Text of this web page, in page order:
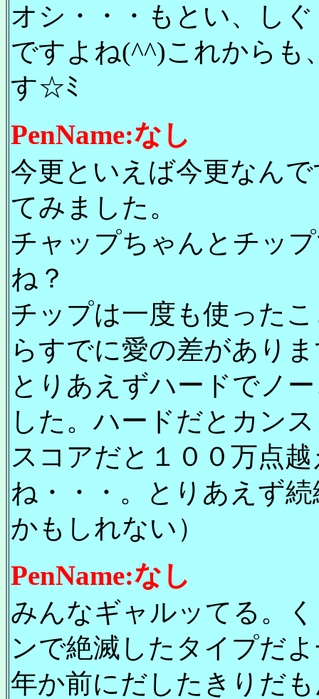
オシ・・・もとい、し
ですよね(^^)これからも
す☆ﾐ
PenName:なし
今更といえば今更なん
てみました。
チャップちゃんとチッ
ね？
チップは一度も使った
らすでに愛の差があり
とりあえずハードでノ
した。ハードだとカン
スコアだと１００万点
ね・・・。とりあえず
かもしれない）
PenName:なし
みんなギャルッてる。
ンで絶滅したタイプだ
年か前にだしたきりだ